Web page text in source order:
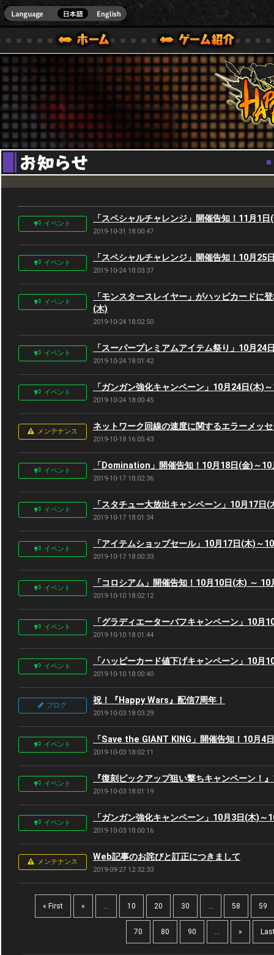
Youtube
ONE VER.]
ガイド
ル｜HAPPY WARS(ハッピーウォーズ)公式サイト [ XBOX 360,XBOX ONE VER.]
サポート | HAPPY WARS(ハッピーウォーズ)公式サイ
イベント 「スペシャルチャレンジ」開催告知！11月1
2019-10-31 18:00:47
イベント 「スペシャルチャレンジ」開催告知！10月25
2019-10-24 18:03:37
イベント
「モンスタースレイヤー」がハッピカードに
(木)
2019-10-24 18:02:50
イベント 「スーパープレミアムアイテム祭り」10月24
2019-10-24 18:01:42
イベント 「ガンガン強化キャンペーン」10月24日(木)
2019-10-24 18:00:45
メンテナンス ネットワーク回線の速度に関するエラーメッ
2019-10-18 16:05:43
イベント 「Domination」開催告知！10月18日(金)～
2019-10-17 18:02:36
イベント 「スタチュー大放出キャンペーン」10月17日
2019-10-17 18:01:34
イベント 「アイテムショップセール」10月17日(木)～
2019-10-17 18:00:33
イベント 「コロシアム」開催告知！10月10日(木) ～
2019-10-10 18:02:12
イベント 「グラディエーターバフキャンペーン」10月
2019-10-10 18:01:44
イベント 「ハッピーカード値下げキャンペーン」10月
2019-10-10 18:00:40
ブログ 祝！『Happy Wars』配信7周年！
2019-10-03 18:03:29
イベント 「Save the GIANT KING」開催告知！10月4
2019-10-03 18:02:11
イベント 『復刻ピックアップ狙い撃ちキャンペーン！
2019-10-03 18:01:19
イベント 「ガンガン強化キャンペーン」10月3日(木)～
2019-10-03 18:00:16
メンテナンス Web記事のお詫びと訂正につきまして
2019-09-27 12:32:33
« First « ... 10 20 30 ... 58 59
70 80 90 ... »